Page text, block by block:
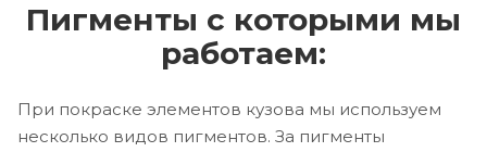
Пигменты с которыми мы
работаем:
При покраске элементов кузова мы используем
несколько видов пигментов. За пигменты